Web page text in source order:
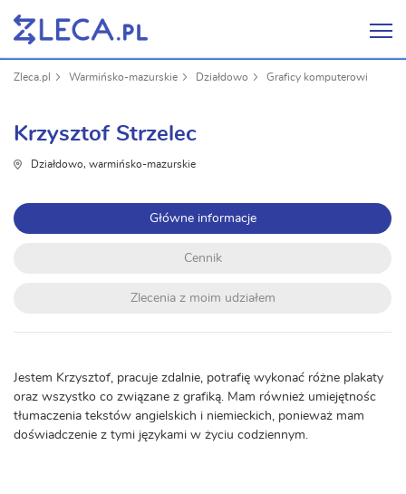
Zleca.pl Warmińsko-mazurskie Działdowo Graficy komputerowi
Krzysztof Strzelec
Działdowo, warmińsko-mazurskie
Główne informacje
Cennik
Zlecenia z moim udziałem
Jestem Krzysztof, pracuje zdalnie, potrafię wykonać różne plakaty
oraz wszystko co związane z grafiką. Mam również umiejętnośc
tłumaczenia tekstów angielskich i niemieckich, ponieważ mam
doświadczenie z tymi językami w życiu codziennym.